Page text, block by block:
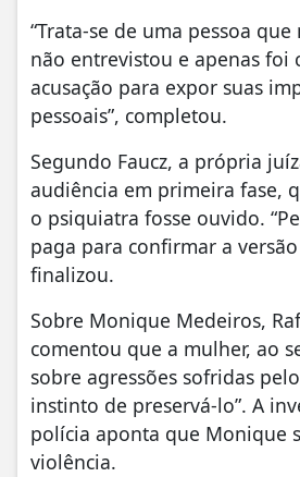
“Trata-se de uma pessoa
não entrevistou e apenas foi
acusação para expor suas
pessoais”, completou.
Segundo Faucz, a própria
audiência em primeira fase,
o psiquiatra fosse ouvido.
paga para confirmar a
finalizou.
Sobre Monique Medeiros,
comentou que a mulher, ao
sobre agressões sofridas
instinto de preservá-lo”. A
polícia aponta que Monique
violência.